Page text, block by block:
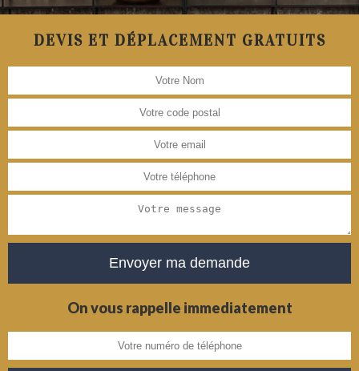
DEVIS ET DÉPLACEMENT GRATUITS
On vous rappelle immediatement